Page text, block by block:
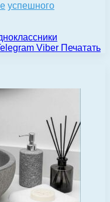
успешного
Viber Печатать